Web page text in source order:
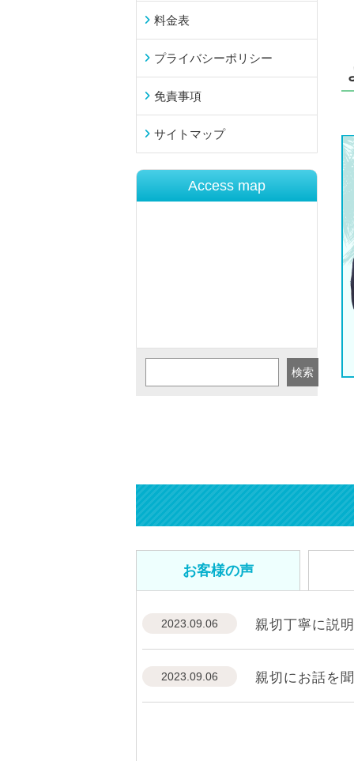
料金表
プライバシーポリシー
免責事項
サイトマップ
Access map
検索
お客様の声
2023.09.06 親切丁寧に説
2023.09.06 親切にお話を